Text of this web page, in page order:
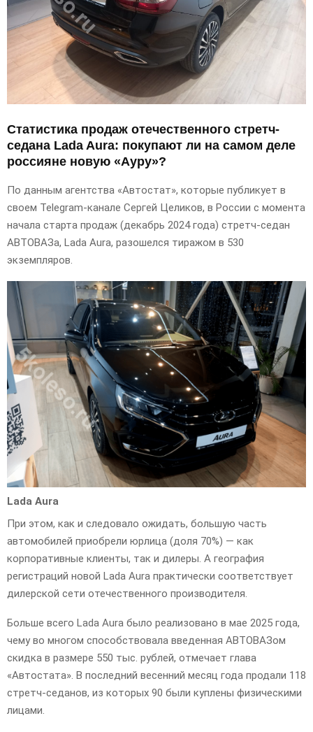
Статистика продаж отечественного стретч-
седана Lada Aura: покупают ли на самом деле
россияне новую «Ауру»?
По данным агентства «Автостат», которые публикует в
своем Telegram-канале Сергей Целиков, в России с момента
начала старта продаж (декабрь 2024 года) стретч-седан
АВТОВАЗа, Lada Aura, разошелся тиражом в 530
экземпляров.
Lada Aura
При этом, как и следовало ожидать, большую часть
автомобилей приобрели юрлица (доля 70%) — как
корпоративные клиенты, так и дилеры. А география
регистраций новой Lada Aura практически соответствует
дилерской сети отечественного производителя.
Больше всего Lada Aura было реализовано в мае 2025 года,
чему во многом способствовала введенная АВТОВАЗом
скидка в размере 550 тыс. рублей, отмечает глава
«Автостата». В последний весенний месяц года продали 118
стретч-седанов, из которых 90 были куплены физическими
лицами.